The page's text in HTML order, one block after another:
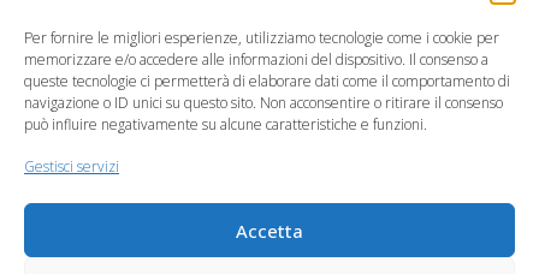
Per fornire le migliori esperienze, utilizziamo tecnologie come i cookie per
memorizzare e/o accedere alle informazioni del dispositivo. Il consenso a
queste tecnologie ci permetterà di elaborare dati come il comportamento di
navigazione o ID unici su questo sito. Non acconsentire o ritirare il consenso
può influire negativamente su alcune caratteristiche e funzioni.
Gestisci servizi
Accetta
C.RE.A società cooperativa sociale